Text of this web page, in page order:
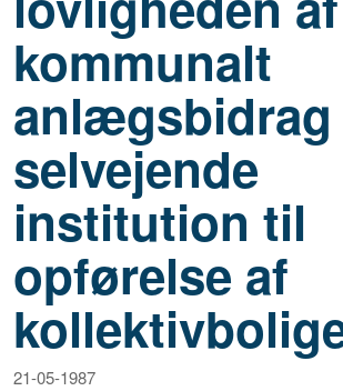
kommunalt
anlægsbidrag
selvejende
institution til
opførelse af
21-05-1987